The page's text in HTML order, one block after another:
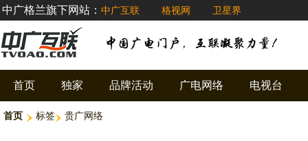
中广格兰旗下网站： 中广互联 格视网 卫星界
首页 独家 品牌活动 广电网络 电视台
首页 标签 贵广网络